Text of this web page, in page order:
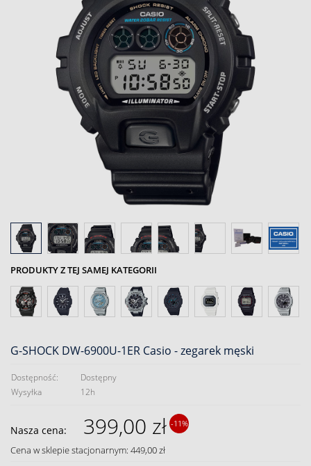
PRODUKTY Z TEJ SAMEJ KATEGORII
G-SHOCK DW-6900U-1ER Casio - zegarek męski
Dostępność:
Dostępny
Wysyłka
12h
Nasza cena: 399,00 zł -11%
Cena w sklepie stacjonarnym: 449,00 zł